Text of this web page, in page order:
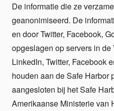
De informatie die ze
geanonimiseerd. De
en door Twitter, Facebook,
opgeslagen op servers in de
LinkedIn, Twitter, Facebook
houden aan de Safe Harbor
aangesloten bij het Safe
Amerikaanse Ministerie van